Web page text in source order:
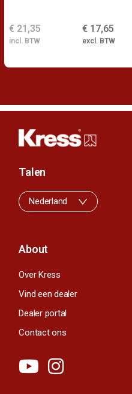
€ 17,65
excl. BTW
€ 21,35
incl. BTW
About
Over Kress
Vind een dealer
Dealer portal
Contact ons
Talen
Nederland